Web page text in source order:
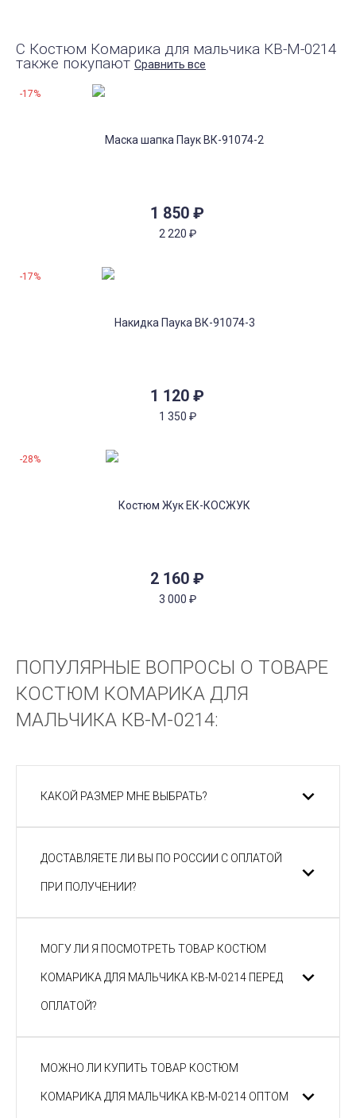
С Костюм Комарика для мальчика КВ-M-0214
также покупают Сравнить все
1 850 ₽
2 220 ₽
-17%
1 120 ₽
1 350 ₽
-17%
2 160 ₽
3 000 ₽
-28%
ПОПУЛЯРНЫЕ ВОПРОСЫ О ТОВАРЕ
КОСТЮМ КОМАРИКА ДЛЯ
МАЛЬЧИКА КВ-M-0214:
КАКОЙ РАЗМЕР МНЕ ВЫБРАТЬ?
ДОСТАВЛЯЕТЕ ЛИ ВЫ ПО РОССИИ С ОПЛАТОЙ
ПРИ ПОЛУЧЕНИИ?
МОГУ ЛИ Я ПОСМОТРЕТЬ ТОВАР КОСТЮМ
КОМАРИКА ДЛЯ МАЛЬЧИКА КВ-M-0214 ПЕРЕД
ОПЛАТОЙ?
МОЖНО ЛИ КУПИТЬ ТОВАР КОСТЮМ
КОМАРИКА ДЛЯ МАЛЬЧИКА КВ-M-0214 ОПТОМ